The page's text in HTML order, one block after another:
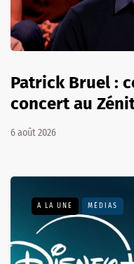
Patrick Bruel :
concert au
6 août 2026
A LA UNE MÉDIAS